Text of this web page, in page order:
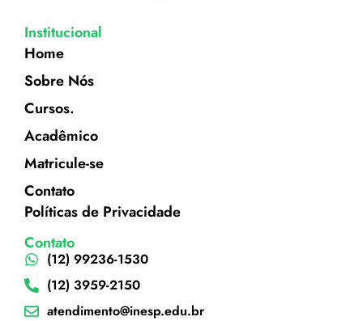
Institucional
Home
Sobre Nós
Cursos.
Acadêmico
Matricule-se
Contato
Políticas de Privacidade
Contato
(12) 99236-1530
(12) 3959-2150
atendimento@inesp.edu.br